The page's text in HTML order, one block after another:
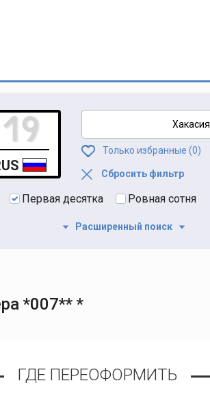
Хакасия
Только избранные (0)
Сбросить фильтр
Первая десятка Ровная сотня
Расширенный поиск
*007** *
ГДЕ ПЕРЕОФОРМИТЬ